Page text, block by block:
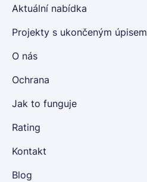
Aktuální nabídka
Projekty s ukončeným úpisem
O nás
Ochrana
Jak to funguje
Rating
Kontakt
Blog